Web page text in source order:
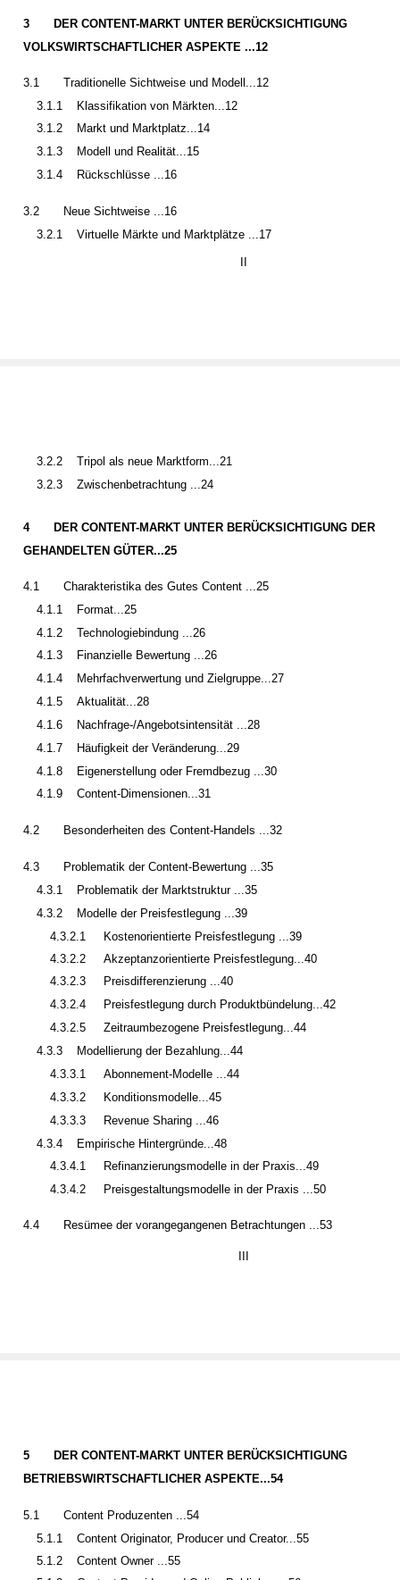
3
DER CONTENT-MARKT UNTER BERÜCKSICHTIGUNG
VOLKSWIRTSCHAFTLICHER ASPEKTE ...12
3.1
Traditionelle Sichtweise und Modell...12
3.1.1
Klassifikation von Märkten...12
3.1.2
Markt und Marktplatz...14
3.1.3
Modell und Realität...15
3.1.4
Rückschlüsse ...16
3.2
Neue Sichtweise ...16
3.2.1
Virtuelle Märkte und Marktplätze ...17
3.2.2
Tripol als neue Marktform...21
3.2.3
Zwischenbetrachtung ...24
4
DER CONTENT-MARKT UNTER BERÜCKSICHTIGUNG DER
GEHANDELTEN GÜTER...25
4.1
Charakteristika des Gutes Content ...25
4.1.1
Format...25
4.1.2
Technologiebindung ...26
4.1.3
Finanzielle Bewertung ...26
4.1.4
Mehrfachverwertung und Zielgruppe...27
4.1.5
Aktualität...28
4.1.6
Nachfrage-/Angebotsintensität ...28
4.1.7
Häufigkeit der Veränderung...29
4.1.8
Eigenerstellung oder Fremdbezug ...30
4.1.9
Content-Dimensionen...31
4.2 Besonderheiten des Content-Handels ...32
4.3
Problematik der Content-Bewertung ...35
4.3.1
Problematik der Marktstruktur ...35
4.3.2
Modelle der Preisfestlegung ...39
4.3.2.1
Kostenorientierte Preisfestlegung ...39
4.3.2.2
Akzeptanzorientierte Preisfestlegung...40
4.3.2.3
Preisdifferenzierung ...40
4.3.2.4
Preisfestlegung durch Produktbündelung...42
4.3.2.5
Zeitraumbezogene Preisfestlegung...44
4.3.3
Modellierung der Bezahlung...44
4.3.3.1
Abonnement-Modelle ...44
4.3.3.2
Konditionsmodelle...45
4.3.3.3
Revenue Sharing ...46
4.3.4
Empirische Hintergründe...48
4.3.4.1
Refinanzierungsmodelle in der Praxis...49
4.3.4.2
Preisgestaltungsmodelle in der Praxis ...50
4.4 Resümee der vorangegangenen Betrachtungen ...53
5
DER CONTENT-MARKT UNTER BERÜCKSICHTIGUNG
BETRIEBSWIRTSCHAFTLICHER ASPEKTE...54
5.1
Content Produzenten ...54
5.1.1
Content Originator, Producer und Creator...55
5.1.2
Content Owner ...55